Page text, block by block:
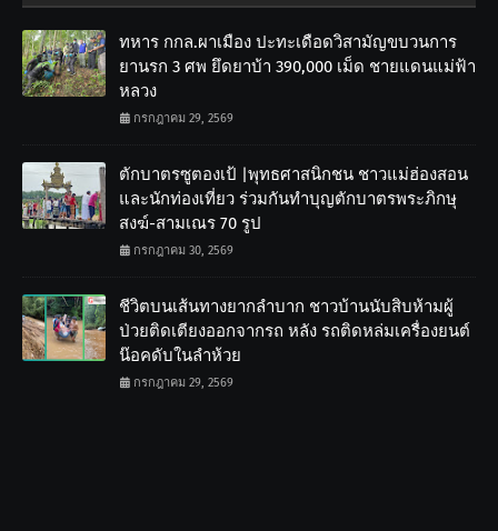
ทหาร กกล.ผาเมือง ปะทะเดือดวิสามัญขบวนการ
ยานรก 3 ศพ ยึดยาบ้า 390,000 เม็ด ชายแดนแม่ฟ้า
หลวง
กรกฎาคม 29, 2569
ตักบาตรซูตองเป้ |พุทธศาสนิกชน ชาวแม่ฮ่องสอน
และนักท่องเที่ยว ร่วมกันทำบุญตักบาตรพระภิกษุ
สงฆ์-สามเณร 70 รูป
กรกฎาคม 30, 2569
ชีวิตบนเส้นทางยากลำบาก ชาวบ้านนับสิบห้ามผู้
ป่วยติดเตียงออกจากรถ หลัง รถติดหล่มเครื่องยนต์
น๊อคดับในลำห้วย
กรกฎาคม 29, 2569